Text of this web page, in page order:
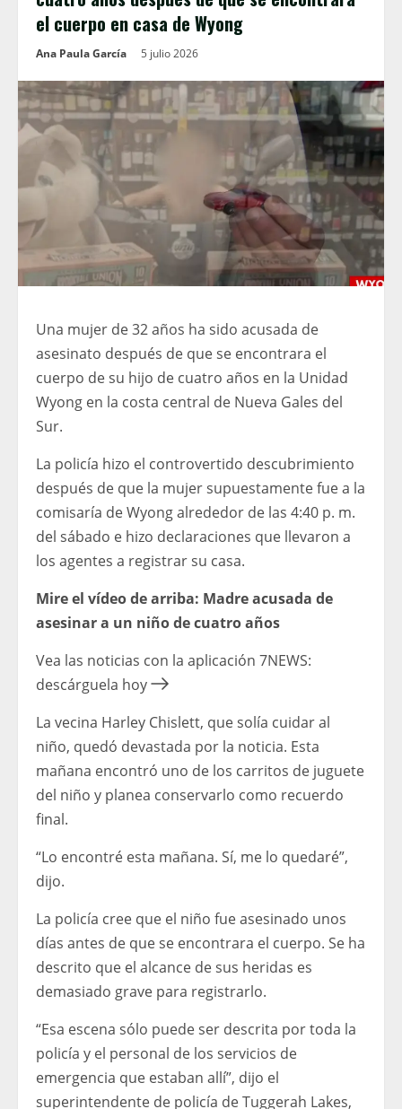
el cuerpo en casa de Wyong
Ana Paula García 5 julio 2026
Una mujer de 32 años ha sido acusada de
asesinato después de que se encontrara el
cuerpo de su hijo de cuatro años en la Unidad
Wyong en la costa central de Nueva Gales del
Sur.
La policía hizo el controvertido descubrimiento
después de que la mujer supuestamente fue a la
comisaría de Wyong alrededor de las 4:40 p. m.
del sábado e hizo declaraciones que llevaron a
los agentes a registrar su casa.
Mire el vídeo de arriba: Madre acusada de
asesinar a un niño de cuatro años
Vea las noticias con la aplicación 7NEWS:
descárguela hoy
La vecina Harley Chislett, que solía cuidar al
niño, quedó devastada por la noticia. Esta
mañana encontró uno de los carritos de juguete
del niño y planea conservarlo como recuerdo
final.
“Lo encontré esta mañana. Sí, me lo quedaré”,
dijo.
La policía cree que el niño fue asesinado unos
días antes de que se encontrara el cuerpo. Se ha
descrito que el alcance de sus heridas es
demasiado grave para registrarlo.
“Esa escena sólo puede ser descrita por toda la
policía y el personal de los servicios de
emergencia que estaban allí”, dijo el
superintendente de policía de Tuggerah Lakes,